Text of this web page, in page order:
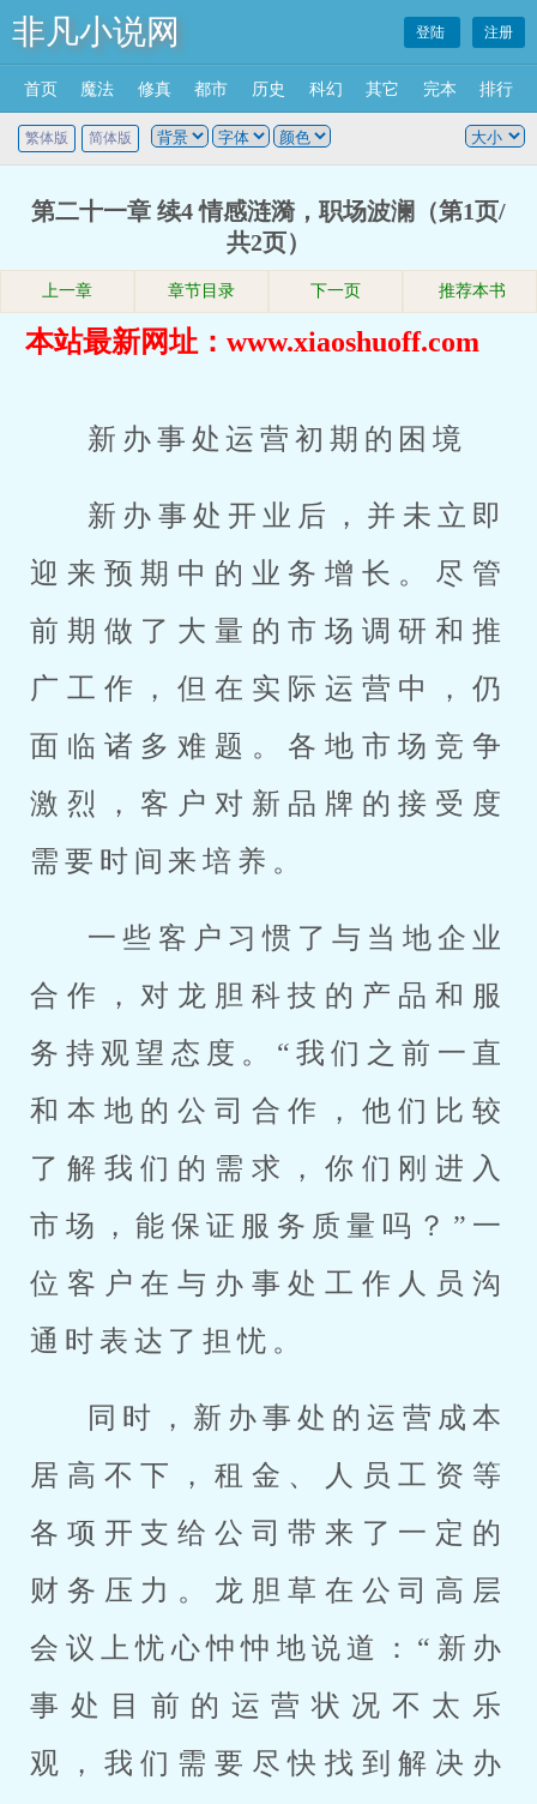
非凡小说网 登陆 注册
首页 魔法 修真 都市 历史 科幻 其它 完本 排行
繁体版 简体版
第二十一章 续4 情感涟漪，职场波澜（第1页/
共2页）
上一章 章节目录 下一页 推荐本书
本站最新网址：www.xiaoshuoff.com
新办事处运营初期的困境
新办事处开业后，并未立即
迎来预期中的业务增长。尽管
前期做了大量的市场调研和推
广工作，但在实际运营中，仍
面临诸多难题。各地市场竞争
激烈，客户对新品牌的接受度
需要时间来培养。
一些客户习惯了与当地企业
合作，对龙胆科技的产品和服
务持观望态度。“我们之前一直
和本地的公司合作，他们比较
了解我们的需求，你们刚进入
市场，能保证服务质量吗？”一
位客户在与办事处工作人员沟
通时表达了担忧。
同时，新办事处的运营成本
居高不下，租金、人员工资等
各项开支给公司带来了一定的
财务压力。龙胆草在公司高层
会议上忧心忡忡地说道：“新办
事处目前的运营状况不太乐
观，我们需要尽快找到解决办